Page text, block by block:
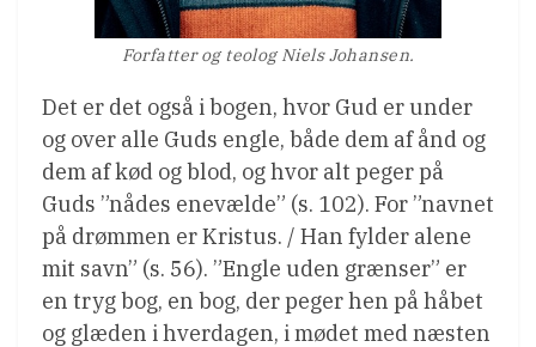
Forfatter og teolog Niels Johansen.
Det er det også i bogen, hvor Gud er under
og over alle Guds engle, både dem af ånd og
dem af kød og blod, og hvor alt peger på
Guds ”nådes enevælde” (s. 102). For ”navnet
på drømmen er Kristus. / Han fylder alene
mit savn” (s. 56). ”Engle uden grænser” er
en tryg bog, en bog, der peger hen på håbet
og glæden i hverdagen, i mødet med næsten